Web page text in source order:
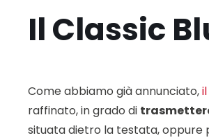
Il Classic
Come abbiamo già annunciato,
raffinato, in grado di
situata dietro la testata, oppure